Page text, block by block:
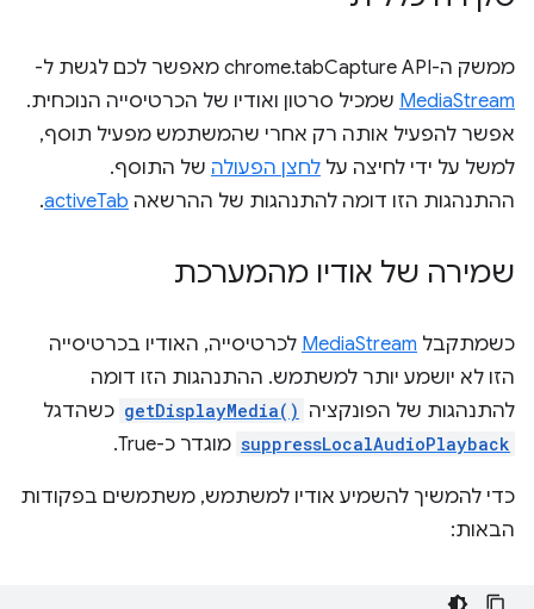
ממשק ה-API ‏chrome.tabCapture מאפשר לכם לגשת ל-
MediaStream שמכיל סרטון ואודיו של הכרטיסייה הנוכחית.
אפשר להפעיל אותה רק אחרי שהמשתמש מפעיל תוסף,
למשל על ידי לחיצה על לחצן הפעולה של התוסף.
ההתנהגות הזו דומה להתנהגות של ההרשאה activeTab
.
שמירה של אודיו מהמערכת
כשמתקבל MediaStream לכרטיסייה, האודיו בכרטיסייה
הזו לא יושמע יותר למשתמש. ההתנהגות הזו דומה
להתנהגות של הפונקציה getDisplayMedia() כשהדגל
suppressLocalAudioPlayback מוגדר כ-True.
כדי להמשיך להשמיע אודיו למשתמש, משתמשים בפקודות
הבאות: